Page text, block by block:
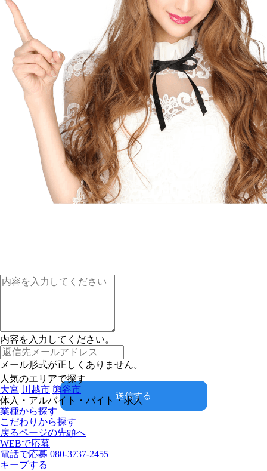
内容を入力してください。
メール形式が正しくありません。
送信する
人気のエリアで探す
大宮 川越市 熊谷市
体入・アルバイト・バイト・求人
業種から探す
こだわりから探す
戻るページの先頭へ
WEBで応募
電話で応募 080-3737-2455
キープする